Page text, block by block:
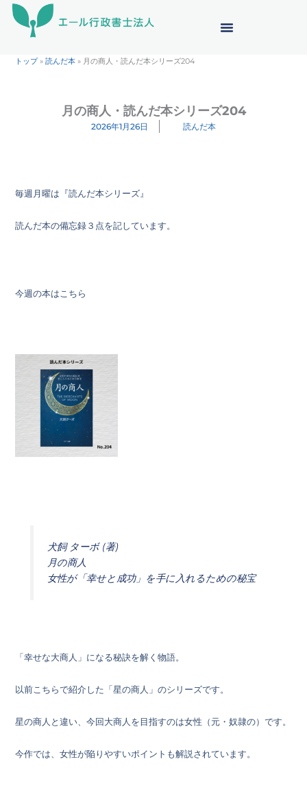
トップ»読んだ本 » 月の商人・読んだ本シリーズ204
月の商人・読んだ本シリーズ204
2026年1月26日 読んだ本
毎週月曜は『読んだ本シリーズ』
読んだ本の備忘録３点を記しています。
今週の本はこちら
犬飼 ターボ (著)
月の商人
女性が「幸せと成功」を手に入れるための秘宝
「幸せな大商人」になる秘訣を解く物語。
以前こちらで紹介した「星の商人」のシリーズです。
星の商人と違い、今回大商人を目指すのは女性（元・奴隷の）です。
今作では、女性が陥りやすいポイントも解説されています。